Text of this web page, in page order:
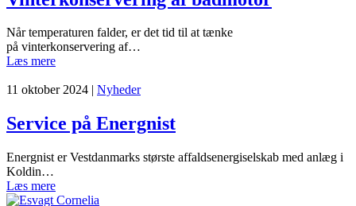
Når temperaturen falder, er det tid til at tænke
på vinterkonservering af…
Læs mere
11 oktober 2024 | Nyheder
Service på Energnist
Energnist er Vestdanmarks største affaldsenergiselskab med anlæg i
Koldin…
Læs mere